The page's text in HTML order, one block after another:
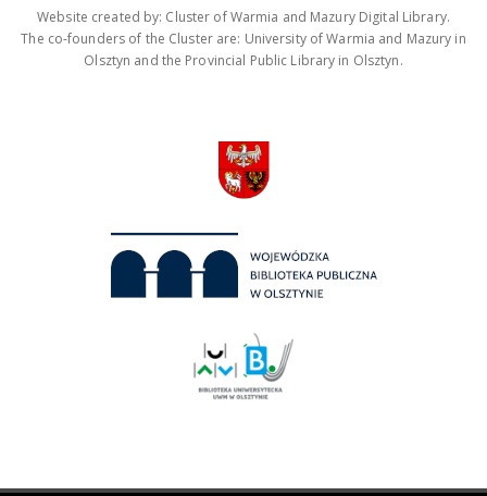
Website created by: Cluster of Warmia and Mazury Digital Library.
The co-founders of the Cluster are: University of Warmia and Mazury in
Olsztyn and the Provincial Public Library in Olsztyn.